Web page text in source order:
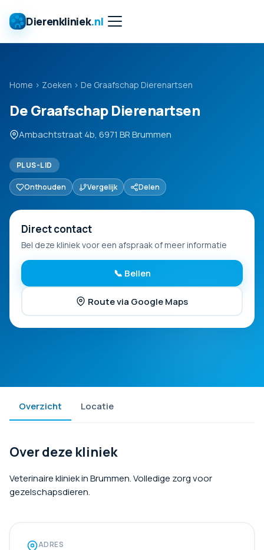
Dierenkliniek.nl
Home › Zoeken › De Graafschap Dierenartsen
De Graafschap Dierenartsen
Ambachtstraat 4b, 6971 BR Brummen
PLUS-LID
Onthouden Vergelijk Delen
Direct contact
Bel deze kliniek voor een afspraak of meer informatie
📞 Bellen
Route via Google Maps
Overzicht Locatie
Over deze kliniek
Veterinaire kliniek in Brummen. Volledige zorg voor
gezelschapsdieren.
ADRES